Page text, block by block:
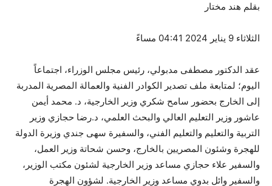
بقلم هند مختار
الثلاثاء 9 يناير 2024 04:41 مساءً
عقد الدكتور مصطفى مدبولي، رئيس مجلس الوزراء، اجتماعاً
اليوم؛ لمتابعة ملف تصدير الكوادر الفنية والعمالة المصرية المدربة
إلى الخارج بحضور سامح شكري وزير الخارجية، د. محمد أيمن
عاشور وزير التعليم العالي والبحث العلمي، د.رضا حجازي وزير
التربية والتعليم والتعليم الفني، والسفيرة سهى جندي وزيرة الدولة
للهجرة وشئون المصريين بالخارج، وحسن شحاتة وزير العمل،
والسفير علاء حجازي مساعد وزير الخارجية لشئون مكتب الوزير،
والسفير وائل بدوي مساعد وزير الخارجية. لشؤون الهجرة